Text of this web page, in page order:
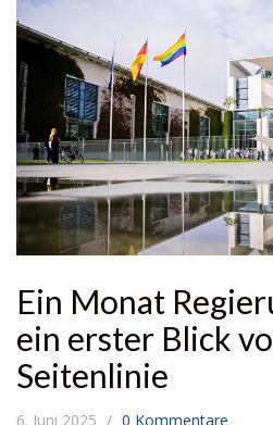
Ein Monat
ein erster Blick
Seitenlinie
6. Juni 2025 0 Kommentare